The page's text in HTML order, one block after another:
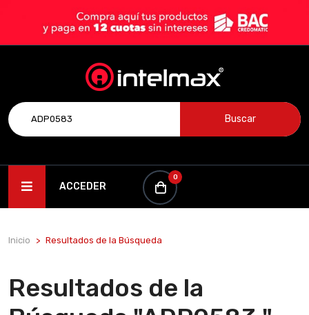
Buscar
ACCEDER
0
Inicio Resultados de la Búsqueda
Resultados de la